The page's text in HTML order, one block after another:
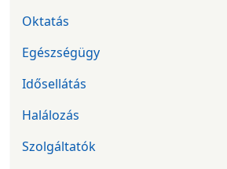
Oktatás
Egészségügy
Idősellátás
Halálozás
Szolgáltatók